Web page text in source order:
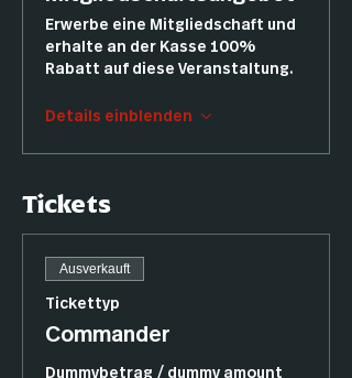
Erwerbe eine Mitgliedschaft und
erhalte an der Kasse 100%
Rabatt auf diese Veranstaltung.
Details einblenden
Tickets
Ausverkauft
Tickettyp
Commander
Dummybetrag / dummy amount